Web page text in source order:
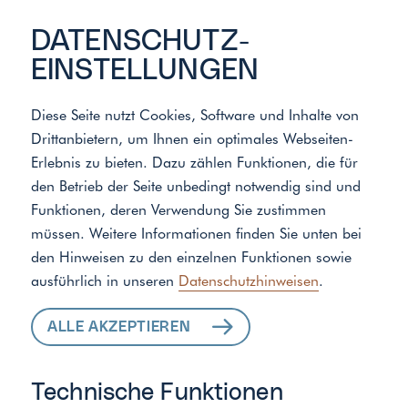
DATENSCHUTZ­
EINSTELLUNGEN
Diese Seite nutzt Cookies, Software und Inhalte von
Drittanbietern, um Ihnen ein optimales Webseiten-
Erlebnis zu bieten. Dazu zählen Funktionen, die für
den Betrieb der Seite unbedingt notwendig sind und
Funktionen, deren Verwendung Sie zustimmen
müssen. Weitere Informationen finden Sie unten bei
den Hinweisen zu den einzelnen Funktionen sowie
ausführlich in unseren Datenschutzhinweisen.
ALLE AKZEPTIEREN
Technische Funktionen